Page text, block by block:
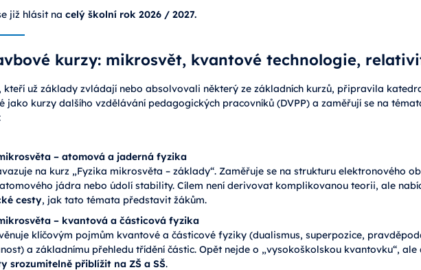
již hlásit na celý školní rok 2026 / 2027.
kurzy: mikrosvět, kvantové technologie,
kteří už základy zvládají nebo absolvovali některý ze základních kurzů, připravila
jako kurzy dalšího vzdělávání pedagogických pracovníků (DVPP) a zaměřují se na
– atomová a jaderná fyzika
na kurz „Fyzika mikrosvěta – základy“. Zaměřuje se na strukturu elektronového
jádra nebo údolí stability. Cílem není derivovat komplikovanou teorii, ale
cesty, jak tato témata představit žákům.
– kvantová a částicová fyzika
klíčovým pojmům kvantové a částicové fyziky (dualismus, superpozice,
a základnímu přehledu třídění částic. Opět nejde o „vysokoškolskou kvantovku“, ale
srozumitelně přiblížit na ZŠ a SŠ.